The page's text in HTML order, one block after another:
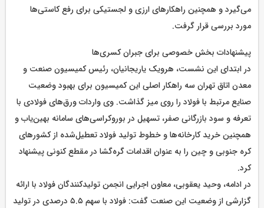
می‌گیرد و همچنین راهکارهای ارزی و لجستیکی برای رفع کاستی‌ها
مورد بررسی قرار گرفت.
پیشنهادات بخش خصوصی برای جبران کسری‌ها
در ابتدای این نشست، هرویک یاریجانیان، رئیس کمیسیون صنعت و
معدن اتاق تهران سه راهکار اصلی این کمیسیون برای بهبود وضعیت
صنایع مرتبط با فولاد را روی میز گذاشت. وی واردات ورق‌های فولادی با
تعرفه و سود بازرگانی صفر، تسهیل در بوروکراسی‌های سامانه بهین‌یاب و
همچنین خرید کارخانه‌ها و خطوط تولید فولاد تعطیل‌شده از کشورهای
کره جنوبی و چین را به عنوان اقدامات گره‌گشا در مقطع کنونی پیشنهاد
کرد.
در ادامه، وحید یعقوبی، معاون اجرایی انجمن تولیدکنندگان فولاد با ارائه
گزارشی از وضعیت این صنعت گفت: فولاد با سهم ۵.۵ درصدی در تولید